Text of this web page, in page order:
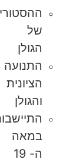
ההסטוריה
הגולן
התנועה
הציונית
והגולן
התיישבות
במאה